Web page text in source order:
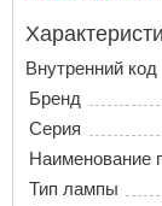
Внутренний код
Бренд
Серия
Наименование
Тип лампы